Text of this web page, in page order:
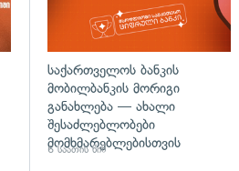
საქართველოს ბანკის
მობილბანკის მორიგი
განახლება — ახალი
შესაძლებლობები
მომხმარებლებისთვის
6 საათის წინ